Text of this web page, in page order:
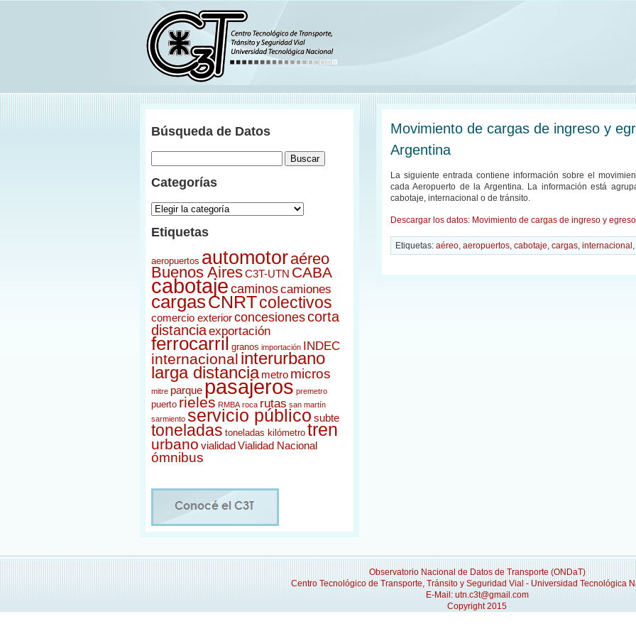
Menu
Inicio
Índice
Novedades
Sitios Relacionados
Contacto
Ir al C3T
Búsqueda de Datos
Categorías
Categorías
Etiquetas
aeropuertos automotoraéreo
Buenos AiresC3T-UTN CABA
cabotaje caminoscamiones
cargasCNRTcolectivos
comercio exteriorconcesionescorta
distanciaexportación
ferrocarril granos importación INDEC
internacional interurbano
larga distancia metro micros
mitre parquepasajeros premetro
puerto rieles RMBA roca rutas san martín
sarmiento servicio público subte
toneladas toneladas kilómetro tren
urbano vialidad Vialidad Nacional
ómnibus
Movimiento de cargas de ingreso y
Argentina
La siguiente entrada contiene información sobre el
cada Aeropuerto de la Argentina. La información está
cabotaje, internacional o de tránsito.
Descargar los datos: Movimiento de cargas de ingreso y
Etiquetas: aéreo, aeropuertos, cabotaje, cargas, internacional ,
Observatorio Nacional de Datos de Transporte (ONDaT)
Centro Tecnológico de Transporte, Tránsito y Seguridad Vial - Universidad Tecnológica
E-Mail: utn.c3t@gmail.com
Copyright 2015